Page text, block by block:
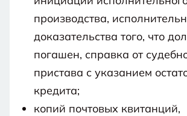
производства,
доказательства того, что
погашен, справка от
пристава с указанием
кредита;
копий почтовых квитанций,